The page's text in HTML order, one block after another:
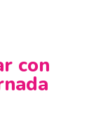
con